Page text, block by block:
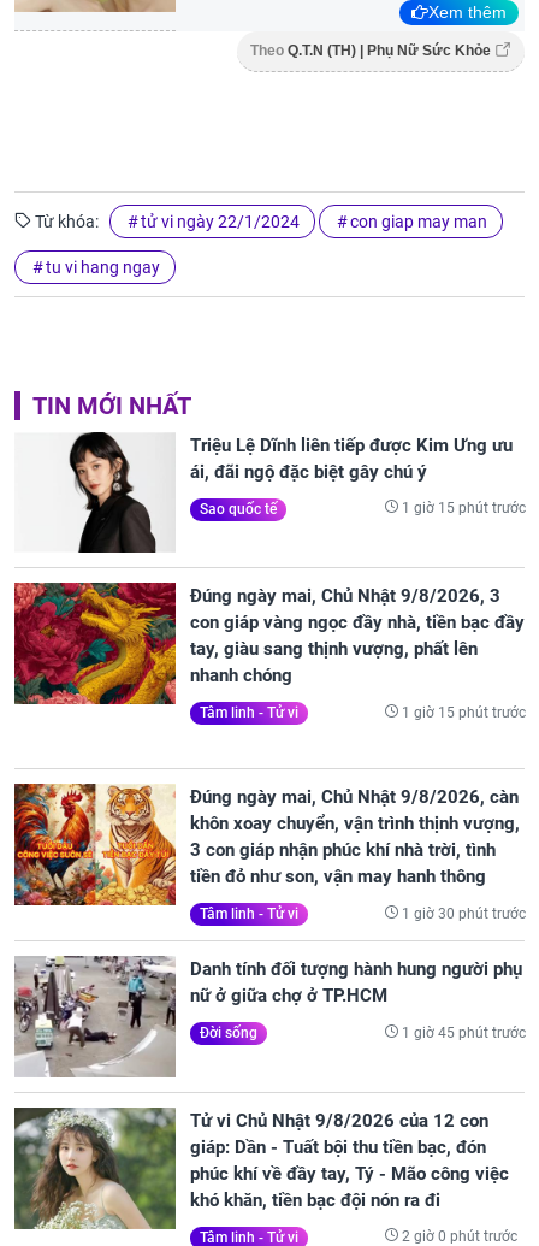
Xem thêm
Theo Q.T.N (TH) | Phụ Nữ Sức Khỏe
Từ khóa: tử vi ngày 22/1/2024 con giap may man
tu vi hang ngay
TIN MỚI NHẤT
Triệu Lệ Dĩnh liên tiếp được Kim Ưng ưu
ái, đãi ngộ đặc biệt gây chú ý
Sao quốc tế 1 giờ 15 phút trước
Đúng ngày mai, Chủ Nhật 9/8/2026, 3
con giáp vàng ngọc đầy nhà, tiền bạc đầy
tay, giàu sang thịnh vượng, phất lên
nhanh chóng
Tâm linh - Tử vi 1 giờ 15 phút trước
Đúng ngày mai, Chủ Nhật 9/8/2026, càn
khôn xoay chuyển, vận trình thịnh vượng,
3 con giáp nhận phúc khí nhà trời, tình
tiền đỏ như son, vận may hanh thông
Tâm linh - Tử vi 1 giờ 30 phút trước
Danh tính đối tượng hành hung người phụ
nữ ở giữa chợ ở TP.HCM
Đời sống 1 giờ 45 phút trước
Tử vi Chủ Nhật 9/8/2026 của 12 con
giáp: Dần - Tuất bội thu tiền bạc, đón
phúc khí về đầy tay, Tý - Mão công việc
khó khăn, tiền bạc đội nón ra đi
Tâm linh - Tử vi 2 giờ 0 phút trước